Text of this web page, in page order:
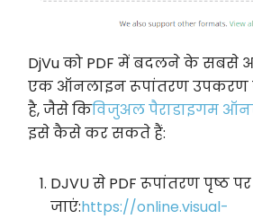
DjVu को PDF में बदलने के सबसे
एक ऑनलाइन रूपांतरण उपकरण
है, जैसे किविजुअल पैराडाइगम
इसे कैसे कर सकते हैं:
DJVU से PDF रूपांतरण पृष्ठ पर
जाएं:https://online.visual-